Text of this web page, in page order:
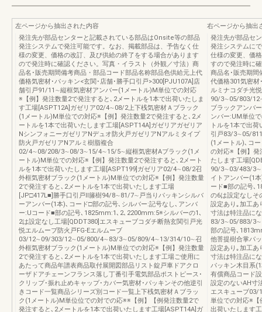
左ページから抽出された内容
発注先が部品センターと記載されている部品はOnsite等の部品
発注システムで発注可能です。なお、掲載部品は、予告なく仕
様の変更、価格の改訂、及び供給の終了をする場合があります
ので発注時に確認ください。写真・イラスト（外観／寸法）商
品名･販売期間備考商品・部品コード部品名称部品色供給元上代
価格気密材･パッキン<玄関･店舗･勝手口引戸>300[PJU107A]店
舗引戸91/11∼縦框気密材アンバー(1メートル)M単位での対応
※【例】発注数量2で発注すると､2メートルを1本で出荷いたしま
す工場[ASPT12A]ガゼリア02/4∼08/2上下桟気密材Ａブラック
(1メートル)M単位での対応※【例】発注数量2で発注すると､2メ
ートルを1本で出荷いたします工場[ASPT14A]ガゼリアガゼリア
NシンフォニーガゼリアNデュオ防火戸ガゼリアNアルミタイプ
防火戸ガゼリアNアルミ樹脂複合
02/4∼08/208/3∼08/3∼15/4∼15/5∼縦框気密材Aブラック(1メ
ートル)M単位での対応※【例】発注数量2で発注すると､2メート
ルを1本で出荷いたします工場[ASPT199]ガゼリア02/4∼08/2召
外框気密材ブラック(1メートル)M単位での対応※【例】発注数量
2で発注すると､2メートルを1本で出荷いたします工場
[JP□417L■]勝手口引戸Ⅱ籐樹94/8∼81/7∼戸当りパッキンシルバ
ーアンバー(1本)､コード□部の記号､シルバー:記号なし､アンバ
ー:Uコード■部の記号､1825mm:1､2､2200mm:5※シルバーの1､
2は設定なし工場[QDDT380]エスキューブコダチ断熱玄関引戸光
悦エルムーブ防火戸FG-Eエルムーブ
03/12∼09/303/12∼05/800/4∼83/3∼05/809/4∼13/314/10∼召
外框気密材ブラック(1メートル)M単位での対応※【例】発注数量
2で発注すると､2メートルを1本で出荷いたします工場ご使用に
あたって商品年譜表商品取付展開図部品リスト錠戸車ドアクロ
ーザドアチェーンフランス落し丁番引手電気部品ポストピース･
クリップ･振れ止めキャップ･カバー気密材･パッキンその他逆引
きコード一覧商品シリーズ別コード一覧上下桟気密材Ａブラッ
ク(1メートル)M単位位での対での応※※【例】【例発注数量2で
発注すると､2メートルを1本で出荷いたします工場[ASPT14A]ガ
右ページから抽出
発注先が部品セ
発注システムに
仕様の変更、価
すので発注時に
商品名･販売期間
代価格301気密
ルミナコダチ光
90/3∼05/803/
ブラックアンバ
ンバー:UM単位
トルを1本で出
引戸83/3∼05/
(1メートル)､コ
の対応※【例】発
たします工場
90/3∼03/483/
イトアンバー(1
ード■部の記号､
の6は設定なしそ
設定あり｡加工あ
寸法は特注品に
83/3∼05/883/
部の記号､
他菩提樹合掌パ
設定あり｡加工あ
寸法は特注品に
パッキン木目系
有償商品コード
設定のないAH寸
エスキューブ03/
単位での対応※【
出荷いたします